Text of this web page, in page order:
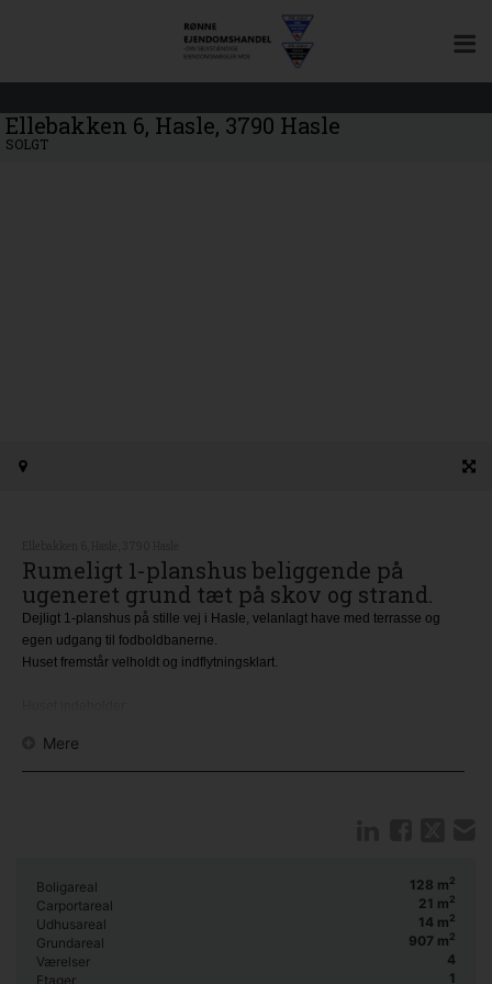
Ellebakken 6, Hasle, 3790 Hasle
SOLGT
Rumeligt 1-planshus beliggende på
ugeneret grund tæt på skov og strand.
Dejligt 1-planshus på stille vej i Hasle, velanlagt have med terrasse og
egen udgang til fodboldbanerne.
Huset fremstår velholdt og indflytningsklart.
Badeværelse med brus.
Toilet.
Stue med spisekrog.
Havestue med udgang til terrasse.
Værksted/hobbyrum.
Carport
Mere
Boligareal 128 m2
Carportareal 21 m2
Udhusareal 14 m2
Grundareal 907 m2
Værelser
4
Etager
1